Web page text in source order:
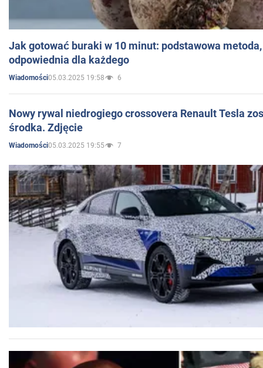
Jak gotować buraki w 10 minut: podstawowa
odpowiednia dla każdego
Wiadomości05.03.2025 19:58 6
Nowy rywal niedrogiego crossovera Renault Tesla
środka. Zdjęcie
Wiadomości05.03.2025 19:55 7